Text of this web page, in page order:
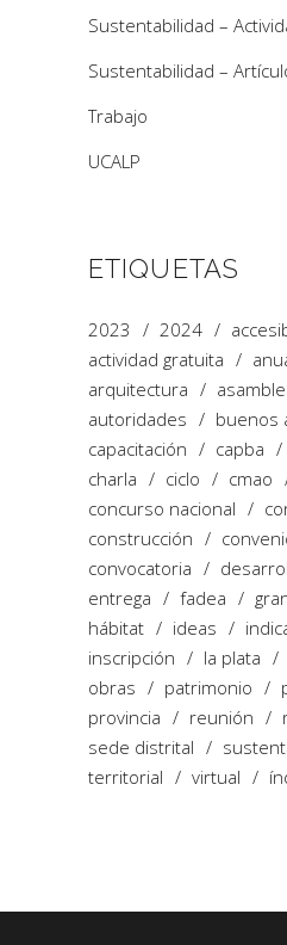
Sustentabilidad –
Sustentabilidad –
Trabajo
UCALP
ETIQUETAS
2023 2024
actividad gratuita
arquitectura
autoridades
buenos
capacitación
capba
charla
ciclo cmao
concurso nacional
construcción
convocatoria
entrega
fadea
hábitat
ideas
inscripción
la plata
obras
patrimonio
provincia
reunión
sede distrital
territorial
virtual